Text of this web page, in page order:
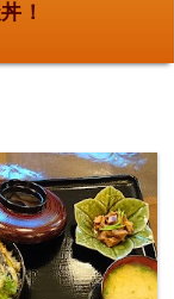
！